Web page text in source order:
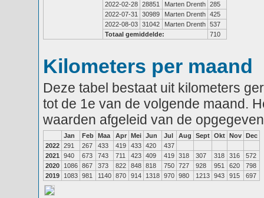
2022-02-28 28851 Marten Drenth 285
2022-07-31
30989 Marten Drenth 425
2022-08-03 31042 Marten Drenth 537
Totaal gemiddelde:
710
Kilometers per maand
Deze tabel bestaat uit kilometers
tot de 1e van de volgende maand.
waarden afgeleid van de
Jan Feb Maa Apr Mei Jun Jul Aug Sept Okt Nov Dec
2022 291 267 433 419 433 420
437
2021
940 673 743 711 423 409 419 318 307 318 316
572
2020
1086 867 373 822 848 818 750 727 928 951 620
798
2019
1083 981 1140 870 914 1318 970 980 1213 943 915 697